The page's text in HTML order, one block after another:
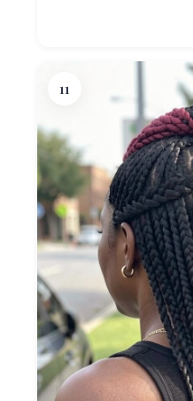
11